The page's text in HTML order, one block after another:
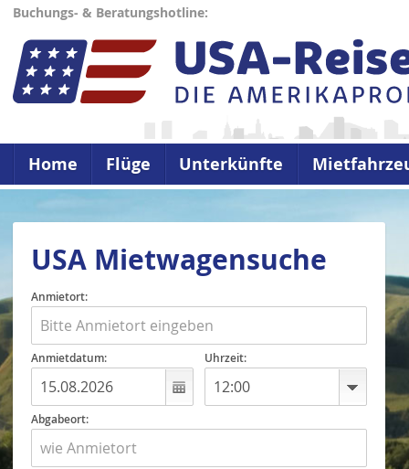
Buchungs- & Beratungshotline:
Home Flüge Unterkünfte
USA Mietwagensuche
Anmietort:
Anmietdatum: Uhrzeit:
Abgabeort: